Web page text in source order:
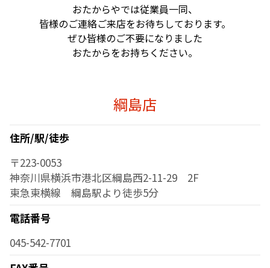
おたからやでは従業員一同、
皆様のご連絡ご来店をお待ちしております。
ぜひ皆様のご不要になりました
おたからをお持ちください。
綱島店
住所/駅/徒歩
〒223-0053
神奈川県横浜市港北区綱島西2-11-29 2F
東急東横線 綱島駅より徒歩5分
電話番号
045-542-7701